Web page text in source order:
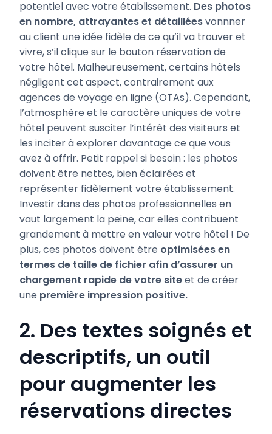
potentiel avec votre établissement. Des photos
en nombre, attrayantes et détailléesvonnner
au client une idée fidèle de ce qu’il va trouver et
vivre, s’il clique sur le bouton réservation de
votre hôtel. Malheureusement, certains hôtels
négligent cet aspect, contrairement aux
agences de voyage en ligne (OTAs). Cependant,
l’atmosphère et le caractère uniques de votre
hôtel peuvent susciter l’intérêt des visiteurs et
les inciter à explorer davantage ce que vous
avez à offrir. Petit rappel si besoin : les photos
doivent être nettes, bien éclairées et
représenter fidèlement votre établissement.
Investir dans des photos professionnelles en
vaut largement la peine, car elles contribuent
grandement à mettre en valeur votre hôtel ! De
plus, ces photos doivent être optimisées en
termes de taille de fichier afin d’assurer un
chargement rapide de votre siteet de créer
une première impression positive.
2. Des textes soignés et
descriptifs, un outil
pour augmenter les
réservations directes